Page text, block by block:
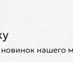
нашего